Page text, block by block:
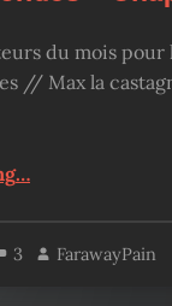
du mois pour
// Max la
“Tour des Mondes – Chapitre 411”
…
3 FarawayPain